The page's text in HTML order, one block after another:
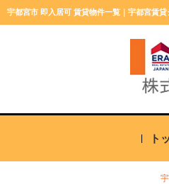
宇都宮市 即入居可 賃貸物件一覧｜宇都宮賃貸
ト